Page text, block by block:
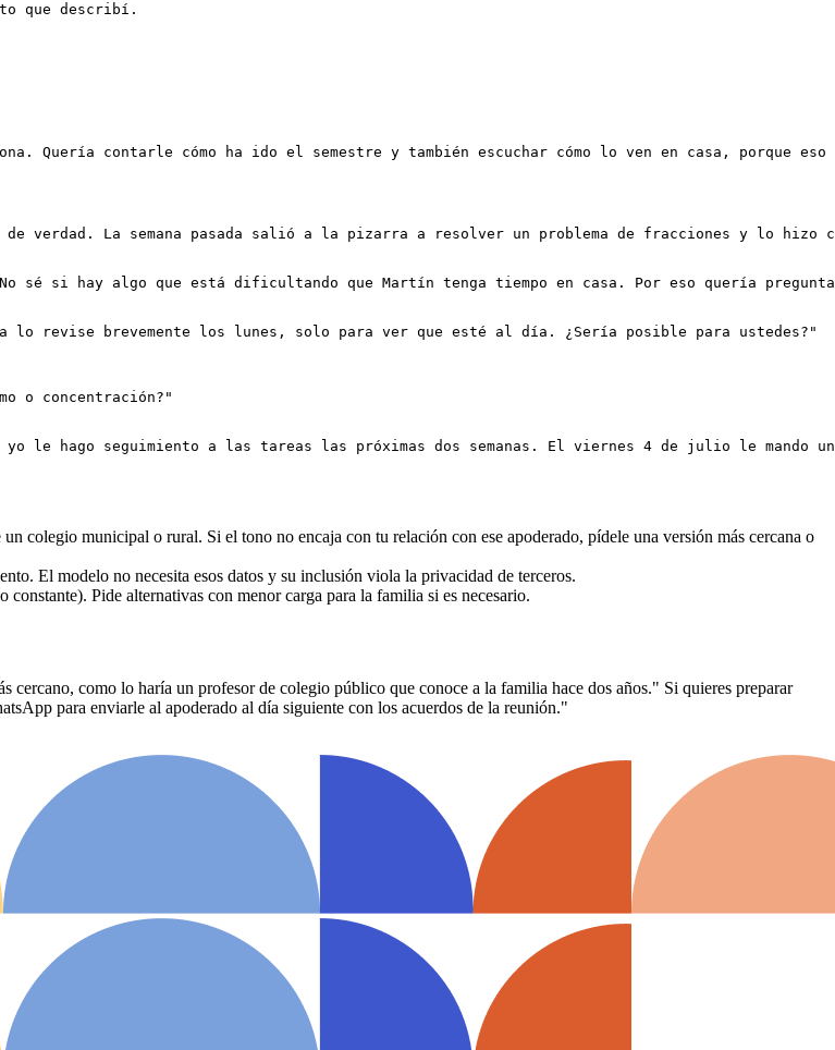
que describí.
Quería contarle cómo ha ido el semestre y también escuchar cómo lo ven en casa, porque
verdad. La semana pasada salió a la pizarra a resolver un problema de fracciones y lo hizo
sé si hay algo que está dificultando que Martín tenga tiempo en casa. Por eso quería
revise brevemente los lunes, solo para ver que esté al día. ¿Sería posible para ustedes?"
o concentración?"
colegio municipal o rural. Si el tono no encaja con tu relación con ese apoderado, pídele una versión más cercana o
El modelo no necesita esos datos y su inclusión viola la privacidad de terceros.
Pide alternativas con menor carga para la familia si es necesario.
cercano, como lo haría un profesor de colegio público que conoce a la familia hace dos años." Si quieres preparar
para enviarle al apoderado al día siguiente con los acuerdos de la reunión."